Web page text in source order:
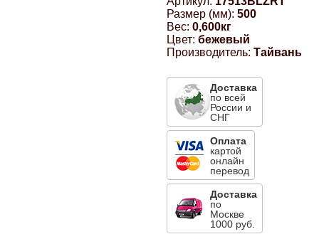
Размер (мм): 500
Вес: 0,600кг
Цвет: бежевый
Производитель: Тайвань
Доставка
по всей
России и
СНГ
Оплата
картой
онлайн
перевод
Доставка
по
Москве
1000 руб.
Компрессионные фитинги Poliext
Эмали универсальные акриловые
Магнитные панели на холодильник